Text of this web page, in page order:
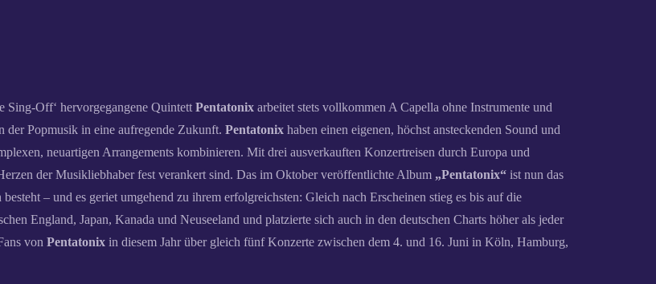
Sing-Off‘ hervorgegangene Quintett Pentatonix arbeitet stets vollkommen A Capella ohne Instrumente und
der Popmusik in eine aufregende Zukunft. Pentatonix haben einen eigenen, höchst ansteckenden Sound und
neuartigen Arrangements kombinieren. Mit drei ausverkauften Konzertreisen durch Europa und
der Musikliebhaber fest verankert sind. Das im Oktober veröffentlichte Album „Pentatonix“ ist nun das
– und es geriet umgehend zu ihrem erfolgreichsten: Gleich nach Erscheinen stieg es bis auf die
England, Japan, Kanada und Neuseeland und platzierte sich auch in den deutschen Charts höher als jeder
von Pentatonix in diesem Jahr über gleich fünf Konzerte zwischen dem 4. und 16. Juni in Köln, Hamburg,